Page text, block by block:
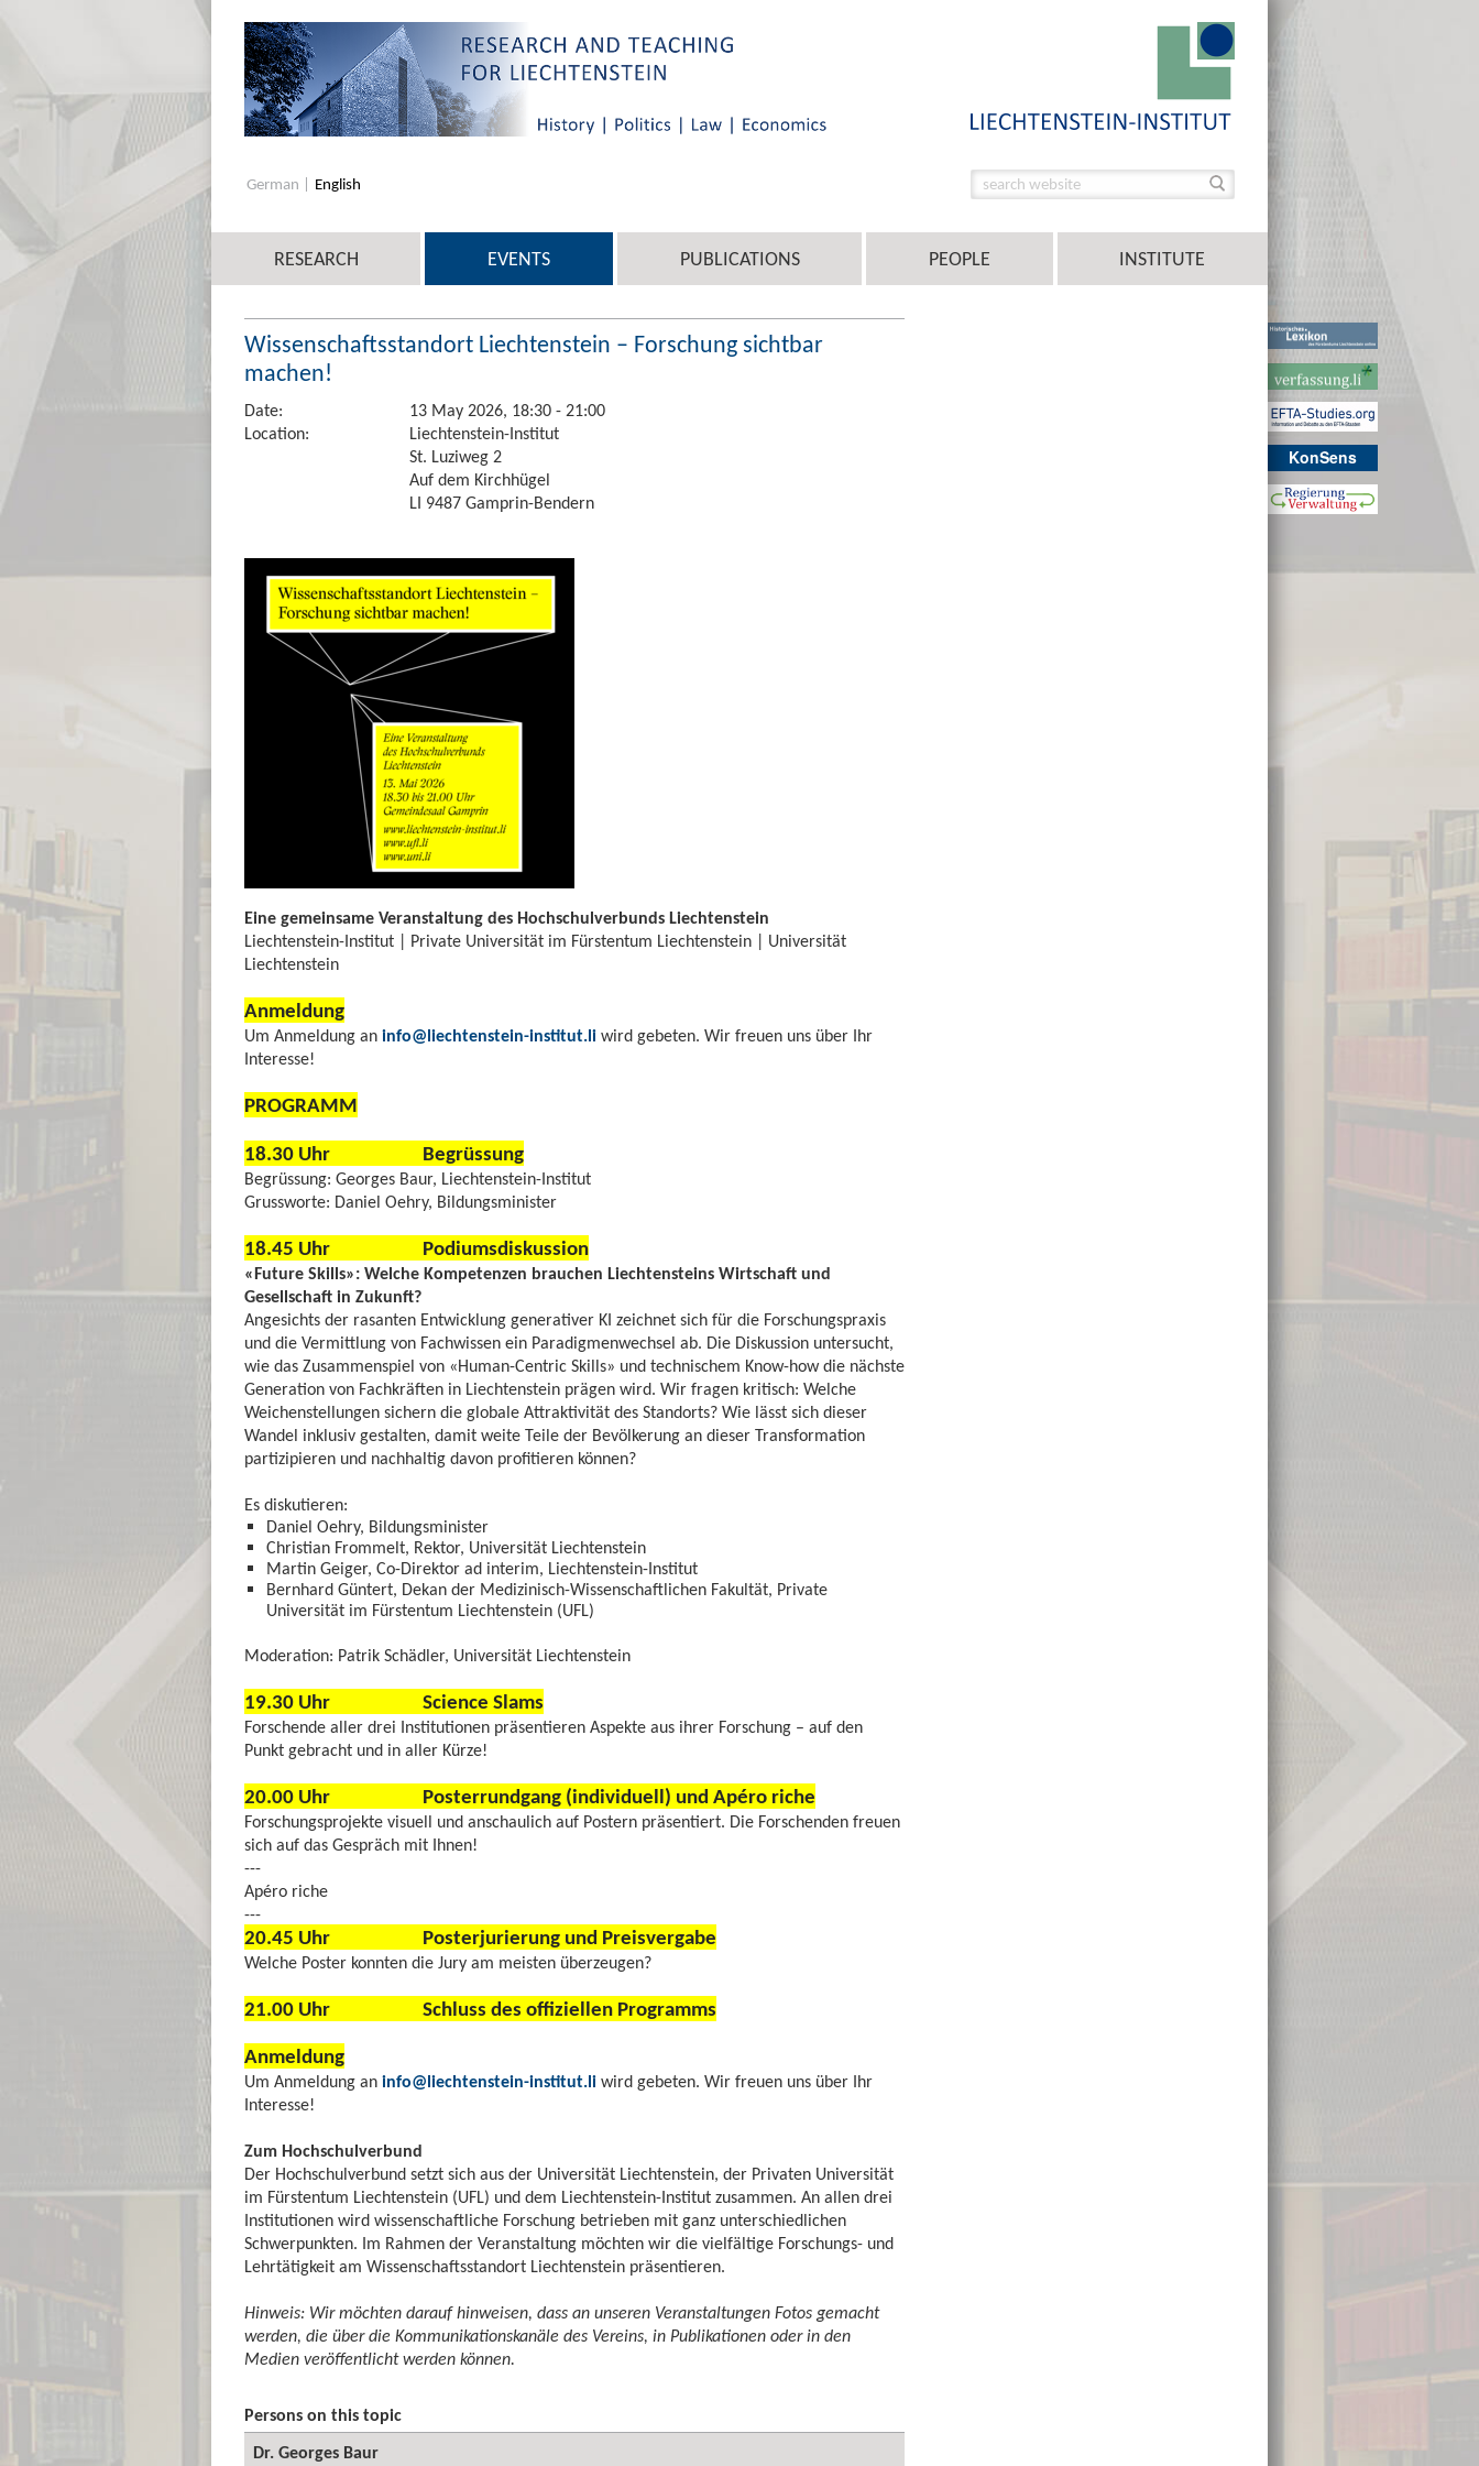
KonSens
German English
RESEARCH EVENTS PUBLICATIONS PEOPLE INSTITUTE
Wissenschaftsstandort Liechtenstein – Forschung sichtbar
machen!
Date:
13 May 2026, 18:30 - 21:00
Location:
Liechtenstein-Institut
St. Luziweg 2
Auf dem Kirchhügel
LI 9487 Gamprin-Bendern
Eine gemeinsame Veranstaltung des Hochschulverbunds Liechtenstein
Liechtenstein-Institut | Private Universität im Fürstentum Liechtenstein | Universität
Liechtenstein
Anmeldung
Um Anmeldung an info@liechtenstein-institut.li wird gebeten. Wir freuen uns über Ihr
Interesse!
PROGRAMM
18.30 Uhr Begrüssung
Begrüssung: Georges Baur, Liechtenstein-Institut
Grussworte: Daniel Oehry, Bildungsminister
18.45 Uhr Podiumsdiskussion
«Future Skills»: Welche Kompetenzen brauchen Liechtensteins Wirtschaft und
Gesellschaft in Zukunft?
Angesichts der rasanten Entwicklung generativer KI zeichnet sich für die Forschungspraxis
und die Vermittlung von Fachwissen ein Paradigmenwechsel ab. Die Diskussion untersucht,
wie das Zusammenspiel von «Human-Centric Skills» und technischem Know-how die nächste
Generation von Fachkräften in Liechtenstein prägen wird. Wir fragen kritisch: Welche
Weichenstellungen sichern die globale Attraktivität des Standorts? Wie lässt sich dieser
Wandel inklusiv gestalten, damit weite Teile der Bevölkerung an dieser Transformation
partizipieren und nachhaltig davon profitieren können?
Es diskutieren:
Daniel Oehry, Bildungsminister
Christian Frommelt, Rektor, Universität Liechtenstein
Martin Geiger, Co-Direktor ad interim, Liechtenstein-Institut
Bernhard Güntert, Dekan der Medizinisch-Wissenschaftlichen Fakultät, Private
Universität im Fürstentum Liechtenstein (UFL)
Moderation: Patrik Schädler, Universität Liechtenstein
19.30 Uhr Science Slams
Forschende aller drei Institutionen präsentieren Aspekte aus ihrer Forschung – auf den
Punkt gebracht und in aller Kürze!
20.00 Uhr Posterrundgang (individuell) und Apéro riche
Forschungsprojekte visuell und anschaulich auf Postern präsentiert. Die Forschenden freuen
sich auf das Gespräch mit Ihnen!
---
Apéro riche
---
20.45 Uhr Posterjurierung und Preisvergabe
Welche Poster konnten die Jury am meisten überzeugen?
21.00 Uhr Schluss des offiziellen Programms
Anmeldung
Um Anmeldung an info@liechtenstein-institut.li wird gebeten. Wir freuen uns über Ihr
Interesse!
Zum Hochschulverbund
Der Hochschulverbund setzt sich aus der Universität Liechtenstein, der Privaten Universität
im Fürstentum Liechtenstein (UFL) und dem Liechtenstein-Institut zusammen. An allen drei
Institutionen wird wissenschaftliche Forschung betrieben mit ganz unterschiedlichen
Schwerpunkten. Im Rahmen der Veranstaltung möchten wir die vielfältige Forschungs- und
Lehrtätigkeit am Wissenschaftsstandort Liechtenstein präsentieren.
Hinweis: Wir möchten darauf hinweisen, dass an unseren Veranstaltungen Fotos gemacht
werden, die über die Kommunikationskanäle des Vereins, in Publikationen oder in den
Medien veröffentlicht werden können.
Persons on this topic
Dr. Georges Baur